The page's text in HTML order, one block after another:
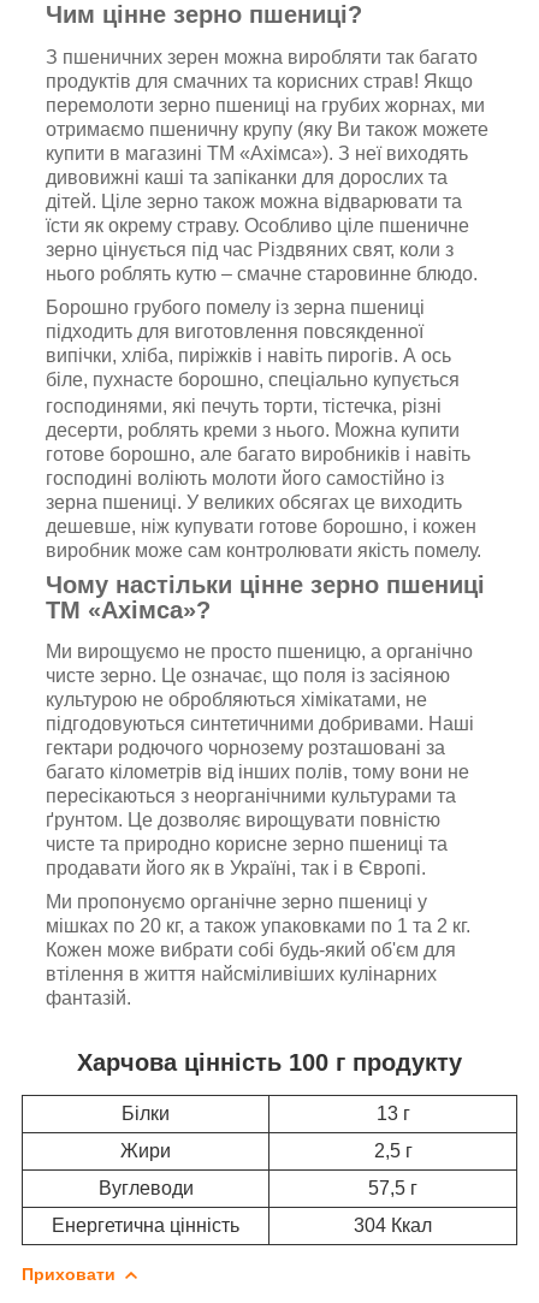
Чим цінне зерно пшениці?
З пшеничних зерен можна виробляти так багато
продуктів для смачних та корисних страв! Якщо
перемолоти зерно пшениці на грубих жорнах, ми
отримаємо пшеничну крупу (яку Ви також можете
купити в магазині ТМ «Ахімса»). З неї виходять
дивовижні каші та запіканки для дорослих та
дітей. Ціле зерно також можна відварювати та
їсти як окрему страву. Особливо ціле пшеничне
зерно цінується під час Різдвяних свят, коли з
нього роблять кутю – смачне старовинне блюдо.
Борошно грубого помелу із зерна пшениці
підходить для виготовлення повсякденної
випічки, хліба, пиріжків і навіть пирогів. А ось
біле, пухнасте борошно, спеціально купується
господинями, які печуть торти, тістечка, різні
десерти, роблять креми з нього. Можна купити
готове борошно, але багато виробників і навіть
господині воліють молоти його самостійно із
зерна пшениці. У великих обсягах це виходить
дешевше, ніж купувати готове борошно, і кожен
виробник може сам контролювати якість помелу.
Чому настільки цінне зерно пшениці
ТМ «Ахімса»?
Ми вирощуємо не просто пшеницю, а органічно
чисте зерно. Це означає, що поля із засіяною
культурою не обробляються хімікатами, не
підгодовуються синтетичними добривами. Наші
гектари родючого чорнозему розташовані за
багато кілометрів від інших полів, тому вони не
пересікаються з неорганічними культурами та
ґрунтом. Це дозволяє вирощувати повністю
чисте та природно корисне зерно пшениці та
продавати його як в Україні, так і в Європі.
Ми пропонуємо органічне зерно пшениці у
мішках по 20 кг, а також упаковками по 1 та 2 кг.
Кожен може вибрати собі будь-який об'єм для
втілення в життя найсміливіших кулінарних
фантазій.
Харчова цінність 100 г продукту
Білки
13 г
Жири
2,5 г
Вуглеводи
57,5 г
Енергетична цінність
304 Ккал
Приховати